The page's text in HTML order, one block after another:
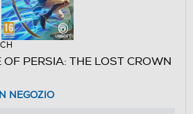
PERSIA: THE LOST CROWN
NEGOZIO